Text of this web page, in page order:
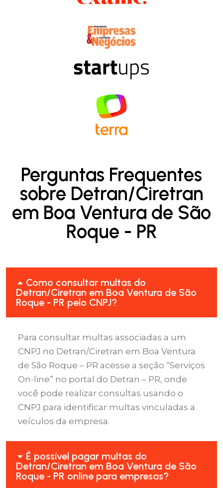
Perguntas Frequentes
sobre Detran/Ciretran
em Boa Ventura de São
Roque - PR
Como consultar multas do
Detran/Ciretran em Boa Ventura de São
Roque - PR pelo CNPJ?
Para consultar multas associadas a um
CNPJ no Detran/Ciretran em Boa Ventura
de São Roque – PR acesse a seção “Serviços
On-line” no portal do Detran – PR, onde
você pode realizar consultas usando o
CNPJ para identificar multas vinculadas a
veículos da empresa.
É possível pagar multas do
Detran/Ciretran em Boa Ventura de São
Roque - PR online para empresas?